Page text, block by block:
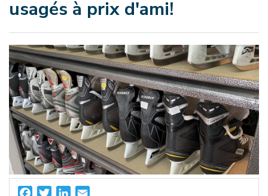
usagés à prix d'ami!
Facebook
TwitterLinkedIn